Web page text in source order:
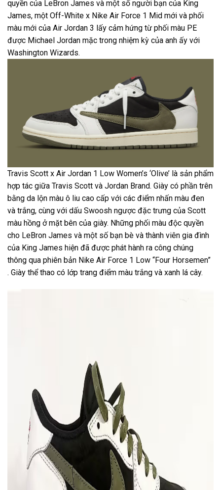
quyền của LeBron James và một số người bạn của King
James, một Off-White x Nike Air Force 1 Mid mới và phối
màu mới của Air Jordan 3 lấy cảm hứng từ phối màu PE
được Michael Jordan mặc trong nhiệm kỳ của anh ấy với
Washington Wizards.
Travis Scott x Air Jordan 1 Low Women’s ‘Olive’ là sản phẩm
hợp tác giữa Travis Scott và Jordan Brand. Giày có phần trên
bằng da lộn màu ô liu cao cấp với các điểm nhấn màu đen
và trắng, cùng với dấu Swoosh ngược đặc trưng của Scott
màu hồng ở mặt bên của giày. Những phối màu độc quyền
cho LeBron James và một số bạn bè và thành viên gia đình
của King James hiện đã được phát hành ra công chúng
thông qua phiên bản Nike Air Force 1 Low “Four Horsemen”
. Giày thể thao có lớp trang điểm màu trắng và xanh lá cây.